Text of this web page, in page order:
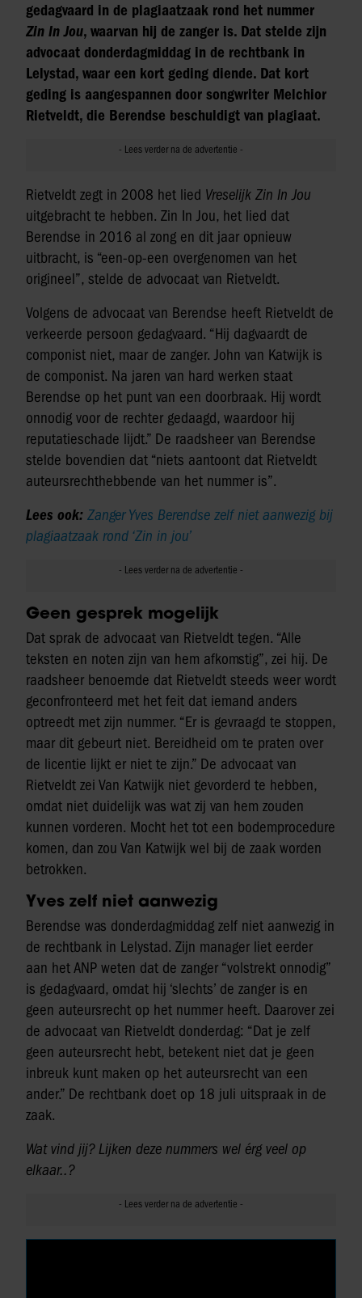
gedagvaard in de plagiaatzaak rond het nummer
Zin In Jou, waarvan hij de zanger is. Dat stelde zijn
advocaat donderdagmiddag in de rechtbank in
Lelystad, waar een kort geding diende. Dat kort
geding is aangespannen door songwriter Melchior
Rietveldt, die Berendse beschuldigt van plagiaat.
Rietveldt zegt in 2008 het lied Vreselijk Zin In Jou
uitgebracht te hebben. Zin In Jou, het lied dat
Berendse in 2016 al zong en dit jaar opnieuw
uitbracht, is “een-op-een overgenomen van het
origineel”, stelde de advocaat van Rietveldt.
Volgens de advocaat van Berendse heeft Rietveldt de
verkeerde persoon gedagvaard. “Hij dagvaardt de
componist niet, maar de zanger. John van Katwijk is
de componist. Na jaren van hard werken staat
Berendse op het punt van een doorbraak. Hij wordt
onnodig voor de rechter gedaagd, waardoor hij
reputatieschade lijdt.” De raadsheer van Berendse
stelde bovendien dat “niets aantoont dat Rietveldt
auteursrechthebbende van het nummer is”.
Lees ook: Zanger Yves Berendse zelf niet aanwezig bij
plagiaatzaak rond ‘Zin in jou’
Geen gesprek mogelijk
Dat sprak de advocaat van Rietveldt tegen. “Alle
teksten en noten zijn van hem afkomstig”, zei hij. De
raadsheer benoemde dat Rietveldt steeds weer wordt
geconfronteerd met het feit dat iemand anders
optreedt met zijn nummer. “Er is gevraagd te stoppen,
maar dit gebeurt niet. Bereidheid om te praten over
de licentie lijkt er niet te zijn.” De advocaat van
Rietveldt zei Van Katwijk niet gevorderd te hebben,
omdat niet duidelijk was wat zij van hem zouden
kunnen vorderen. Mocht het tot een bodemprocedure
komen, dan zou Van Katwijk wel bij de zaak worden
betrokken.
Yves zelf niet aanwezig
Berendse was donderdagmiddag zelf niet aanwezig in
de rechtbank in Lelystad. Zijn manager liet eerder
aan het ANP weten dat de zanger “volstrekt onnodig”
is gedagvaard, omdat hij ‘slechts’ de zanger is en
geen auteursrecht op het nummer heeft. Daarover zei
de advocaat van Rietveldt donderdag: “Dat je zelf
geen auteursrecht hebt, betekent niet dat je geen
inbreuk kunt maken op het auteursrecht van een
ander.” De rechtbank doet op 18 juli uitspraak in de
zaak.
Wat vind jij? Lijken deze nummers wel érg veel op
elkaar..?